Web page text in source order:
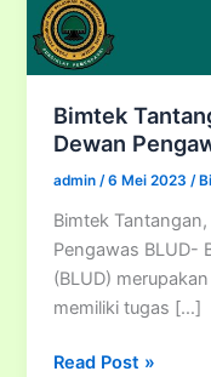
Bimtek
Dewan
admin /6 Mei 2023 /
Bimtek
Pengawas BLUD-
(BLUD)
memiliki tugas […]
Bimtek
Read Post »